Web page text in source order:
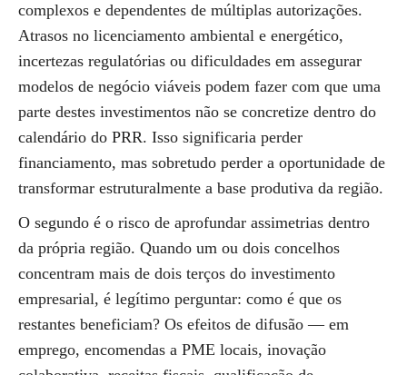
complexos e dependentes de múltiplas autorizações.
Atrasos no licenciamento ambiental e energético,
incertezas regulatórias ou dificuldades em assegurar
modelos de negócio viáveis podem fazer com que uma
parte destes investimentos não se concretize dentro do
calendário do PRR. Isso significaria perder
financiamento, mas sobretudo perder a oportunidade de
transformar estruturalmente a base produtiva da região.
O segundo é o risco de aprofundar assimetrias dentro
da própria região. Quando um ou dois concelhos
concentram mais de dois terços do investimento
empresarial, é legítimo perguntar: como é que os
restantes beneficiam? Os efeitos de difusão — em
emprego, encomendas a PME locais, inovação